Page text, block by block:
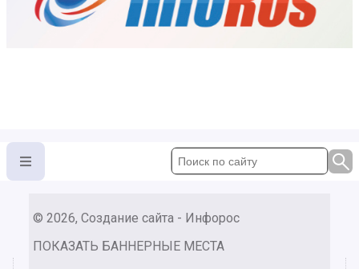
© 2026, Создание сайта - Инфорос
ПОКАЗАТЬ БАННЕРНЫЕ МЕСТА